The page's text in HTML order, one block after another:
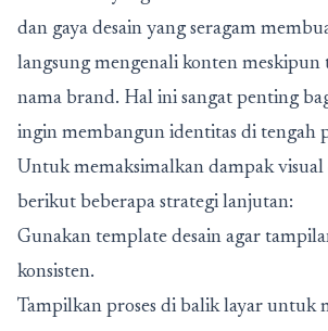
dan gaya desain yang seragam
langsung mengenali konten meskipun
nama brand. Hal ini sangat penting
ingin membangun identitas di tengah
Untuk memaksimalkan dampak
berikut beberapa strategi lanjutan:
Gunakan template desain agar
konsisten.
Tampilkan proses di balik layar untuk